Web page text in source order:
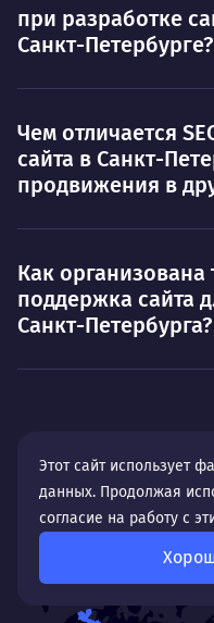
при разработке
Санкт-Петербурге?
Чем отличается
сайта в Санкт-
продвижения в
Как организована
поддержка сайта
Санкт-Петербурга?
Мы работали с
г. Санкт-
Этот сайт использует
данных. Продолжая
согласие на работу с